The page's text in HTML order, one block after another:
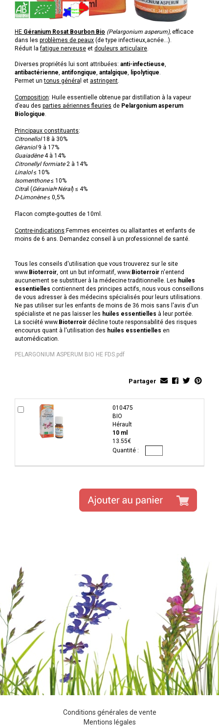
HE Géranium Rosat Bourbon Bio (Pelargonium asperum), efficace
dans les problèmes de peaux (de type infectieux,acnée...).
Réduit lafatigue nerveuse et douleurs articulaire.
Diverses propriétés lui sont attribuées: anti-infectieuse,
antibactérienne, antifongique, antalgique, lipolytique.
Permet untonus généra l et astringent.
Composition: Huile essentielle obtenue par distillation à la vapeur
d’eau des parties aériennes fleuries de Pelargonium asperum
Biologique.
Principaux constituants:
Citronellol18 à 30%
Géraniol9 à 17%
Guaiadène4 à 14%
Citronellyl formiate2 à 14%
Linalol≤ 10%
Isomenthone≤ 10%
Citra l (Géranial+Néral) ≤ 4%
D-Limonène≤ 0,5%
Flacon compte-gouttes de 10ml.
Contre-indications:Femmes enceintes ou allaitantes et enfants de
moins de 6 ans. Demandez conseil à un professionnel de santé.
Tous les conseils d'utilisation que vous trouverez sur le site
www. Bioterroir, ont un but informatif, www. Bioterroir n'entend
aucunement se substituer à la médecine traditionnelle. Les huiles
essentielles contiennent des principes actifs, nous vous conseillons
de vous adresser à des médecins spécialisés pour leurs utilisations.
Ne pas utiliser sur les enfants de moins de 36 mois sans l'avis d'un
spécialiste et ne pas laisser les huiles essentielles à leur portée.
La société www. Bioterroir décline toute responsabilité des risques
encourus quant à l'utilisation des huiles essentielles en
automédication.
PELARGONIUM ASPERUM BIO HE FDS.pdf
Partager
010475
BIO
Hérault
10 ml
13.55€
Conditions générales de vente
Mentions légales